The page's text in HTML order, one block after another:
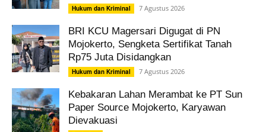
Hukum dan Kriminal 7 Agustus 2026
BRI KCU Magersari Digugat di PN
Mojokerto, Sengketa Sertifikat Tanah
Rp75 Juta Disidangkan
Hukum dan Kriminal 7 Agustus 2026
Kebakaran Lahan Merambat ke PT Sun
Paper Source Mojokerto, Karyawan
Dievakuasi